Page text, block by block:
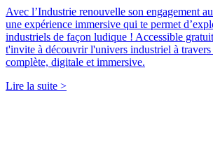
Avec l’Industrie renouvelle son engagement
une expérience immersive qui te permet
industriels de façon ludique ! Accessible
t'invite à découvrir l'univers industriel à
complète, digitale et immersive.
Lire la suite >